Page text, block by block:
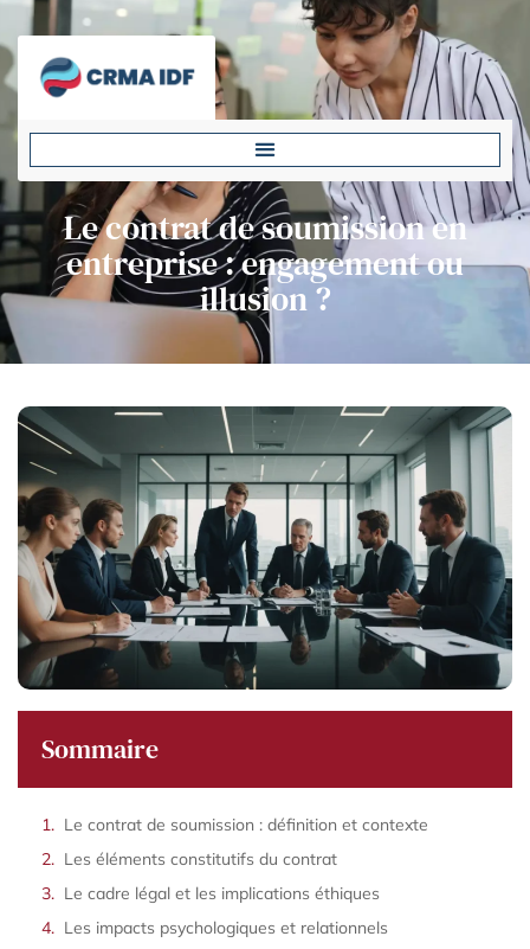
Le contrat de soumission en
entreprise : engagement ou
illusion ?
Sommaire
Le contrat de soumission : définition et contexte
Les éléments constitutifs du contrat
Le cadre légal et les implications éthiques
Les impacts psychologiques et relationnels